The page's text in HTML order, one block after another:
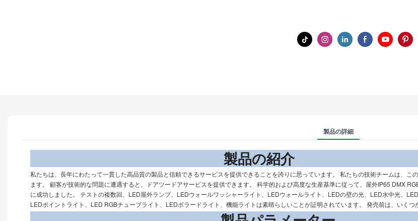
製品の詳細
製品の紹
私たちは、長年にわたって一貫した高品質の製品と信頼できるサービスを提供できることを誇りに思っています。 私たちの技術チームは、
ます。 顧客が技術的な問題に遭遇すると、ドアツードアサービスを提供できます。 科学的および高度な生産基準に従って、屋外IP65 DMX
に成功しました。 テストの複数回、LED屋外ランプ、LEDウォールワッシャーライト、LEDウォールライト、LEDの壁の光、LED水中光、
LEDポイントライト、LED RGBチューブライト、LEDボラードライト、機能ライトは素晴らしいことが証明されています。 発売前は、いくつ